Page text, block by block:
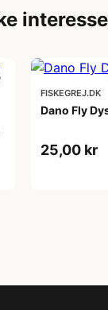
FISKEGREJ.DK
Dano Fly
25,00 kr